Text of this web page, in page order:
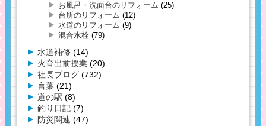
お風呂・洗面台のリフォーム (25)
台所のリフォーム (12)
水道のリフォーム (9)
混合水栓 (79)
水道補修 (14)
火育出前授業 (20)
社長ブログ (732)
言葉 (21)
道の駅 (8)
釣り日記 (7)
防災関連 (47)